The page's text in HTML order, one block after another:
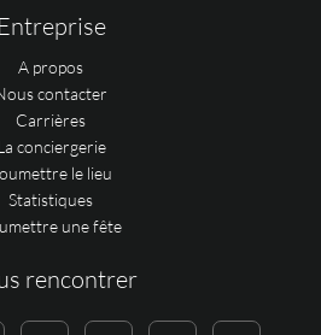
Entreprise
A propos
contacter
Carrières
conciergerie
le lieu
Statistiques
une fête
rencontrer